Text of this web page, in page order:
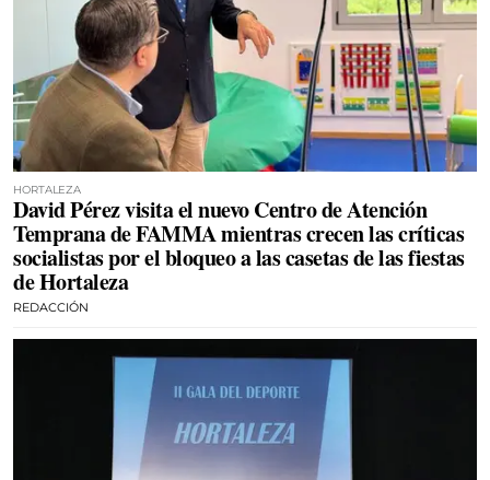
HORTALEZA
David Pérez visita el nuevo Centro de Atención
Temprana de FAMMA mientras crecen las críticas
socialistas por el bloqueo a las casetas de las fiestas
de Hortaleza
REDACCIÓN